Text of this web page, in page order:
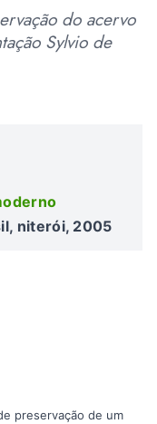
do acervo
Sylvio de
niterói, 2005
preservação de um